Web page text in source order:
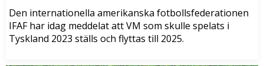
Den internationella amerikanska fotbollsfederationen
IFAF har idag meddelat att VM som skulle spelats i
Tyskland 2023 ställs och flyttas till 2025.